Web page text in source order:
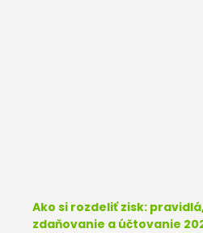
Ako si rozdeliť zisk:
zdaňovanie a účtovanie